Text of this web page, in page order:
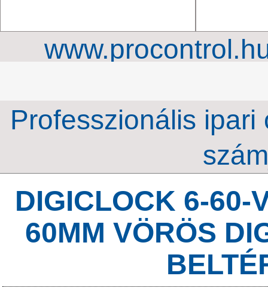
Professzionális ipari
DIGICLOCK 6-60-
60MM VÖRÖS